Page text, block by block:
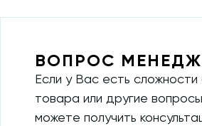
ВОПРОС
Если у Вас есть
товара или другие
можете получить